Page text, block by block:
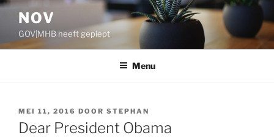
Ga
inhoud
NOV
GOV|MHB heeft gepiept
Menu
GEPLAATST
OP
MEI 11, 2016 DOOR STEPHAN
Dear President Obama